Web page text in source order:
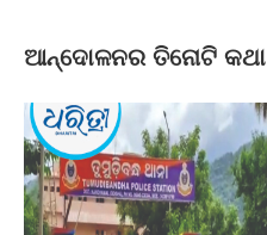
ଆନ୍ଦୋଳନର ତିନୋଟି କଥା